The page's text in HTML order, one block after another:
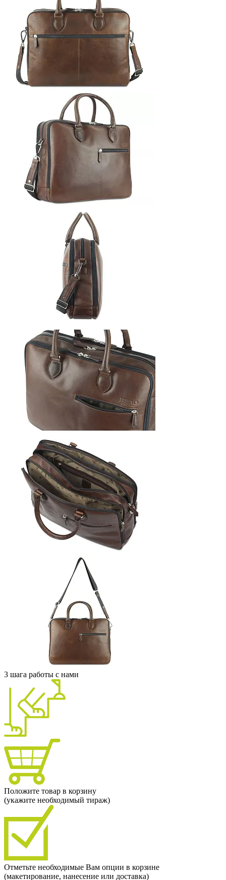
3 шага работы с нами
Положите товар в корзину
(укажите необходимый тираж)
Отметьте необходимые Вам опции в корзине
(макетирование, нанесение или доставка)